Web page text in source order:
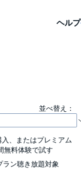
ヘルプ
並べ替え：
入、またはプレミアム
無料体験で試す
ラン聴き放題対象